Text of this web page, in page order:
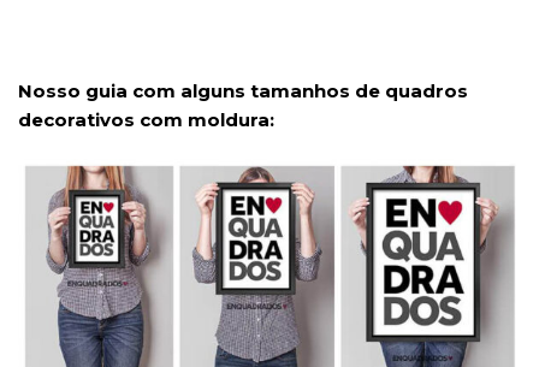
Nosso guia com alguns tamanhos de quadros
decorativos com moldura: